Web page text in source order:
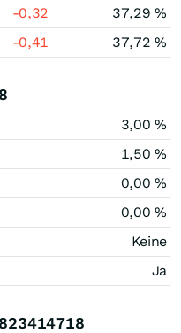
-0,32
37,29 %
-0,41 37,72 %
3,00 %
1,50 %
0,00 %
0,00 %
Keine
Ja